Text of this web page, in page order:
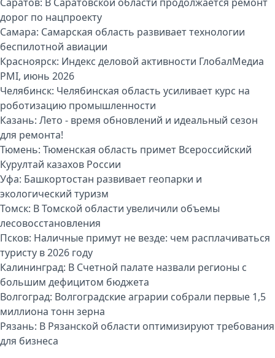
дорог по нацпроекту
Самара: Самарская область развивает технологии
беспилотной авиации
Красноярск: Индекс деловой активности ГлобалМедиа
PMI, июнь 2026
Челябинск: Челябинская область усиливает курс на
роботизацию промышленности
Казань: Лето - время обновлений и идеальный сезон
для ремонта!
Тюмень: Тюменская область примет Всероссийский
Курултай казахов России
Уфа: Башкортостан развивает геопарки и
экологический туризм
Томск: В Томской области увеличили объемы
лесовосстановления
Псков: Наличные примут не везде: чем расплачиваться
туристу в 2026 году
Калининград: В Счетной палате назвали регионы с
большим дефицитом бюджета
Волгоград: Волгоградские аграрии собрали первые 1,5
миллиона тонн зерна
Рязань: В Рязанской области оптимизируют требования
для бизнеса